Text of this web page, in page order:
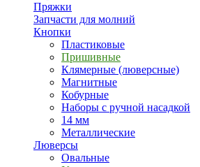
Пряжки
Запчасти для молний
Кнопки
Пластиковые
Пришивные
Клямерные (люверсные)
Магнитные
Кобурные
Наборы с ручной насадкой
14 мм
Металлические
Люверсы
Овальные